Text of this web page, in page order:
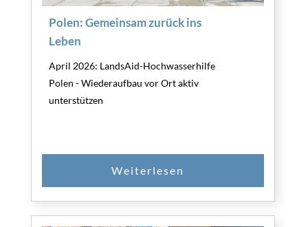
Polen: Gemeinsam zurück ins
Leben
April 2026: LandsAid-Hochwasserhilfe
Polen - Wiederaufbau vor Ort aktiv
unterstützen